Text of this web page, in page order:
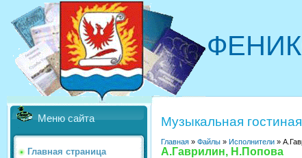
Меню сайта
Главная страница
Музыкальная гостиная
Главная » Файлы » Исполнители »
А.Гаврилин, Н.Попова